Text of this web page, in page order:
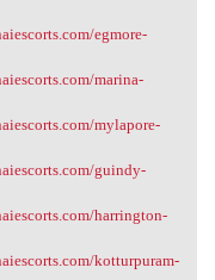
egmore-
marina-
mylapore-
guindy-
harrington-
kotturpuram-